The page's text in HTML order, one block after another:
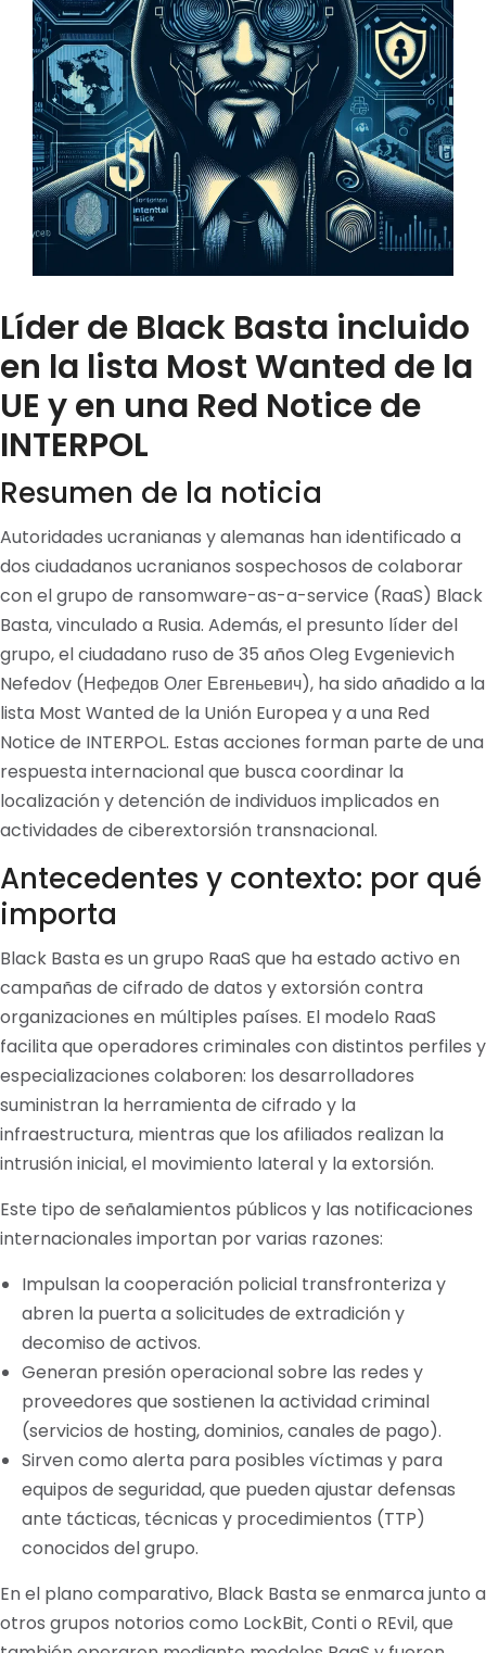
Líder de Black Basta incluido
en la lista Most Wanted de la
UE y en una Red Notice de
INTERPOL
Resumen de la noticia
Autoridades ucranianas y alemanas han identificado a
dos ciudadanos ucranianos sospechosos de colaborar
con el grupo de ransomware-as-a-service (RaaS) Black
Basta, vinculado a Rusia. Además, el presunto líder del
grupo, el ciudadano ruso de 35 años Oleg Evgenievich
Nefedov (Нефедов Олег Евгеньевич), ha sido añadido a la
lista Most Wanted de la Unión Europea y a una Red
Notice de INTERPOL. Estas acciones forman parte de una
respuesta internacional que busca coordinar la
localización y detención de individuos implicados en
actividades de ciberextorsión transnacional.
Antecedentes y contexto: por qué
importa
Black Basta es un grupo RaaS que ha estado activo en
campañas de cifrado de datos y extorsión contra
organizaciones en múltiples países. El modelo RaaS
facilita que operadores criminales con distintos perfiles y
especializaciones colaboren: los desarrolladores
suministran la herramienta de cifrado y la
infraestructura, mientras que los afiliados realizan la
intrusión inicial, el movimiento lateral y la extorsión.
Este tipo de señalamientos públicos y las notificaciones
internacionales importan por varias razones:
Impulsan la cooperación policial transfronteriza y
abren la puerta a solicitudes de extradición y
decomiso de activos.
Generan presión operacional sobre las redes y
proveedores que sostienen la actividad criminal
(servicios de hosting, dominios, canales de pago).
Sirven como alerta para posibles víctimas y para
equipos de seguridad, que pueden ajustar defensas
ante tácticas, técnicas y procedimientos (TTP)
conocidos del grupo.
En el plano comparativo, Black Basta se enmarca junto a
otros grupos notorios como LockBit, Conti o REvil, que